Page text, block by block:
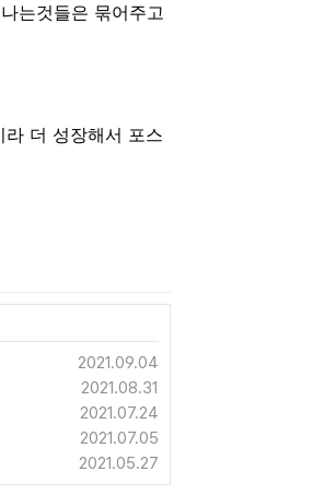
는것들은 묶어주고
더 성장해서 포스
2021.09.04
2021.08.31
2021.07.24
2021.07.05
2021.05.27